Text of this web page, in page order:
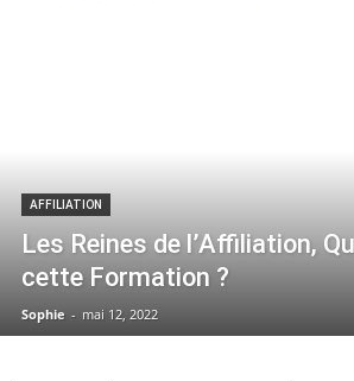
AFFILIATION
Les Reines de l’Affiliation,
cette Formation ?
Sophie - mai 12, 2022